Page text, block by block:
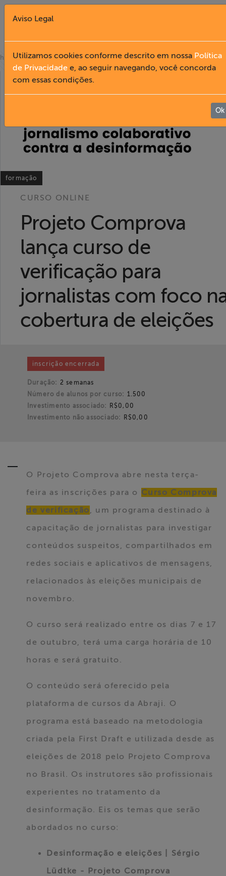
Fechar X
English
Institucional
Acesso à
Liberdade de
Expressão
Projetos
Proteção Legal
e Litigância
Homenageados
Notícias
>> Conteúdo
exclusivo para
associados
Assine a nossa
Fale Conosco
home»cursos online
formação
CURSO ONLINE
Projeto Comprova
lança curso de
verificação para
jornalistas com foco
cobertura de eleições
inscrição encerrada
Duração: 2 semanas
Número de alunos por curso: 1.500
Investimento associado:
R$0,00
Investimento não associado:
R$0,00
O Projeto Comprova abre nesta terça-
feira as inscrições para o Curso Comprova
de verificação, um programa destinado à
capacitação de jornalistas para investigar
conteúdos suspeitos, compartilhados em
redes sociais e aplicativos de mensagens,
relacionados às eleições municipais de
novembro.
O curso será realizado entre os dias 7 e 17
de outubro, terá uma carga horária de 10
horas e será gratuito.
O conteúdo será oferecido pela
plataforma de cursos da Abraji. O
programa está baseado na metodologia
criada pela First Draft e utilizada desde as
eleições de 2018 pelo Projeto Comprova
no Brasil. Os instrutores são profissionais
experientes no tratamento da
desinformação. Eis os temas que serão
abordados no curso:
Desinformação e eleições | Sérgio
Lüdtke - Projeto Comprova
Aviso Legal
Utilizamos cookies conforme descrito em nossa Política
de Privacidade e, ao seguir navegando, você concorda
com essas condições.
Ok